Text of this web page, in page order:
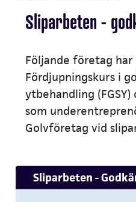
Sliparbeten -
Följande företag har
Fördjupningskurs i
ytbehandling
som
Golvföretag vid
Sliparbeten -